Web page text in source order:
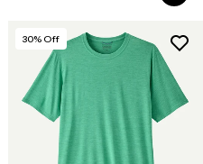
30% Off